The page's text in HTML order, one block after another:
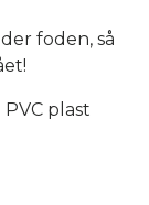
foden, så
plast